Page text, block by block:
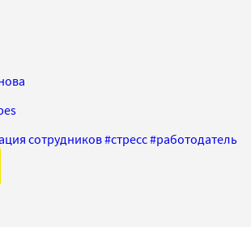
сотрудников#стресс#работодатель